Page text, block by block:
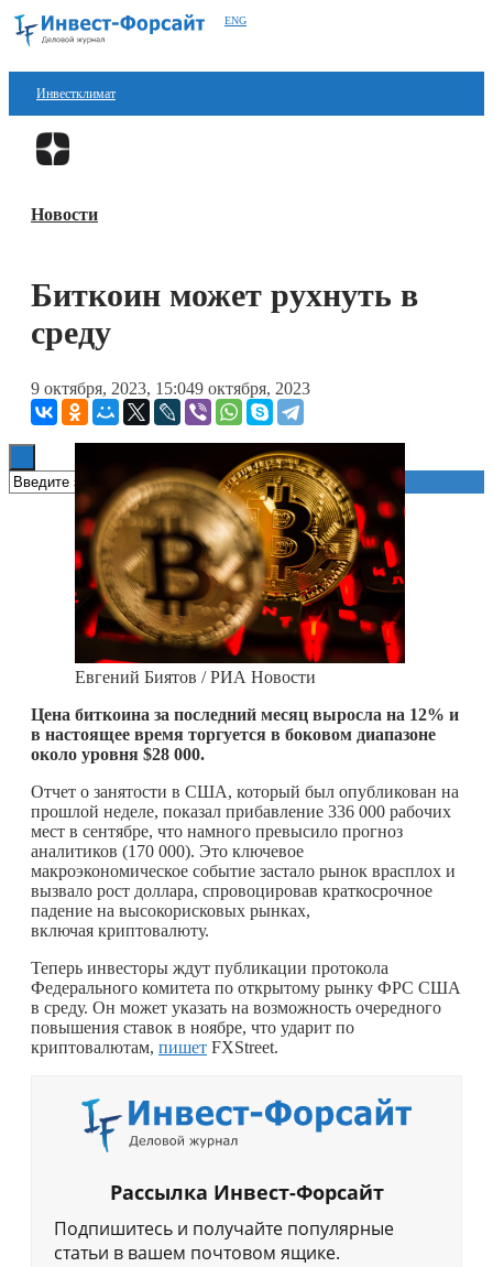
ENG
Инвестклимат
Финансы
Блокчейн
Книги
Новости
Биткоин может рухнуть в
среду
9 октября, 2023, 15:049 октября, 2023
Евгений Биятов / РИА Новости
Цена биткоина за последний месяц выросла на 12% и
в настоящее время торгуется в боковом диапазоне
около уровня $28 000.
Отчет о занятости в США, который был опубликован на
прошлой неделе, показал прибавление 336 000 рабочих
мест в сентябре, что намного превысило прогноз
аналитиков (170 000). Это ключевое
макроэкономическое событие застало рынок врасплох и
вызвало рост доллара, спровоцировав краткосрочное
падение на высокорисковых рынках,
включая криптовалюту.
Теперь инвесторы ждут публикации протокола
Федерального комитета по открытому рынку ФРС США
в среду. Он может указать на возможность очередного
повышения ставок в ноябре, что ударит по
криптовалютам, пишет FXStreet.
Рассылка Инвест-Форсайт
Подпишитесь и получайте популярные
статьи в вашем почтовом ящике.